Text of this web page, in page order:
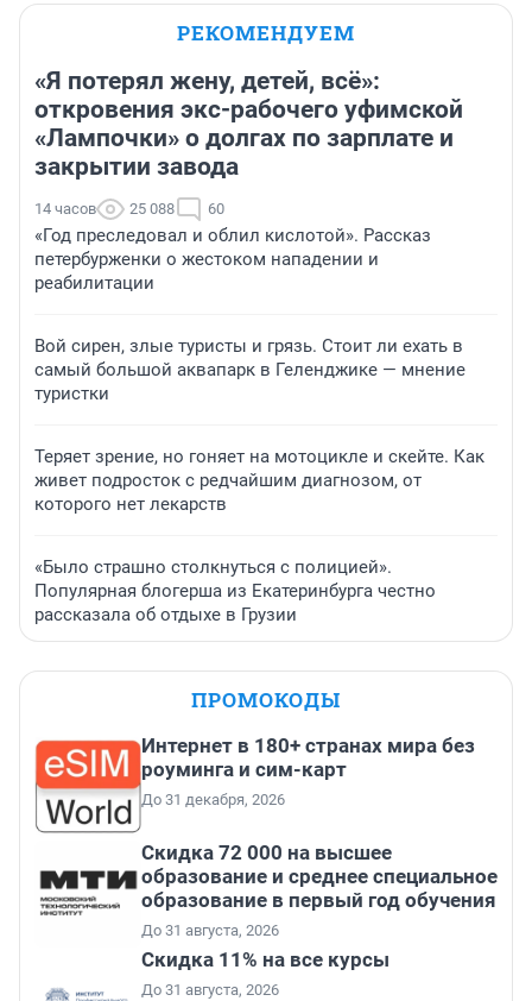
РЕКОМЕНДУЕМ
«Я потерял жену, детей, всё»:
откровения экс-рабочего уфимской
«Лампочки» о долгах по зарплате и
закрытии завода
14 часов 25 088 60
«Год преследовал и облил кислотой». Рассказ
петербурженки о жестоком нападении и
реабилитации
Вой сирен, злые туристы и грязь. Стоит ли ехать в
самый большой аквапарк в Геленджике — мнение
туристки
Теряет зрение, но гоняет на мотоцикле и скейте. Как
живет подросток с редчайшим диагнозом, от
которого нет лекарств
«Было страшно столкнуться с полицией».
Популярная блогерша из Екатеринбурга честно
рассказала об отдыхе в Грузии
ПРОМОКОДЫ
Интернет в 180+ странах мира без
роуминга и сим-карт
До 31 декабря, 2026
Скидка 72 000 на высшее
образование и среднее специальное
образование в первый год обучения
До 31 августа, 2026
Скидка 11% на все курсы
До 31 августа, 2026